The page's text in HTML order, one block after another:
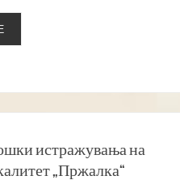
истражувања на
„Пржалка“